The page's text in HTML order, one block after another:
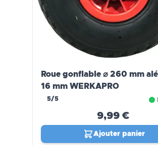
Roue gonflable ⌀ 260 mm
16 mm WERKAPRO
5/5
9,99 €
Ajouter panier